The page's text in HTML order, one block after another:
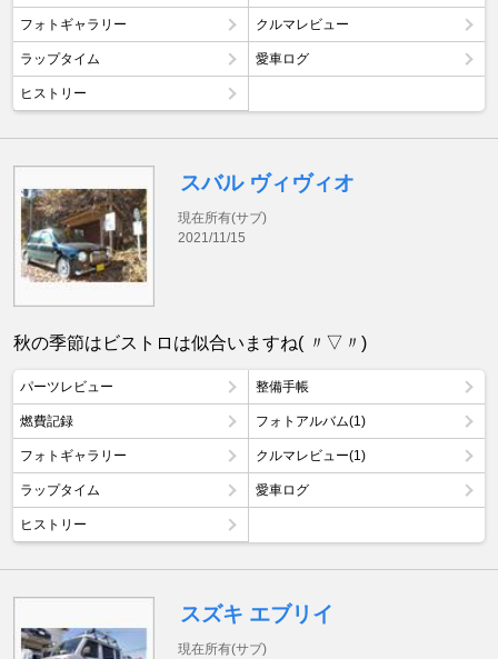
フォトギャラリー クルマレビュー
ラップタイム 愛車ログ
ヒストリー
スバル ヴィヴィオ
現在所有(サブ)
2021/11/15
秋の季節はビストロは似合いますね( 〃▽〃)
パーツレビュー 整備手帳
燃費記録 フォトアルバム(1)
フォトギャラリー クルマレビュー(1)
ラップタイム 愛車ログ
ヒストリー
スズキ エブリイ
現在所有(サブ)